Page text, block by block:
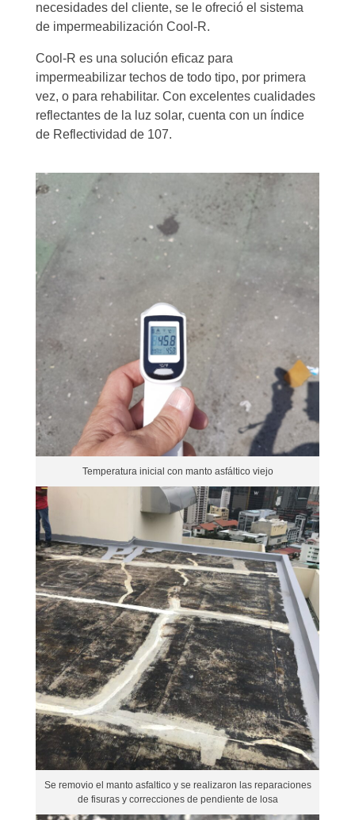
necesidades del cliente, se le ofreció el sistema
de impermeabilización Cool-R.
Cool-R es una solución eficaz para
impermeabilizar techos de todo tipo, por primera
vez, o para rehabilitar. Con excelentes cualidades
reflectantes de la luz solar, cuenta con un índice
de Reflectividad de 107.
Temperatura inicial con manto asfáltico viejo
Se removio el manto asfaltico y se realizaron las reparaciones
de fisuras y correcciones de pendiente de losa